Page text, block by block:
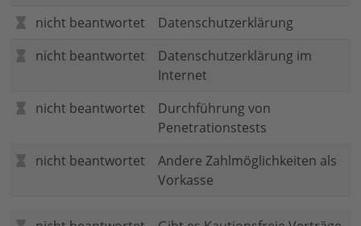
nicht beantwortet
Datenschutzerklärung
nicht beantwortet
Datenschutzerklärung im
Internet
nicht beantwortet
Durchführung von
Penetrationstests
nicht beantwortet
Andere Zahlmöglichkeiten als
Vorkasse